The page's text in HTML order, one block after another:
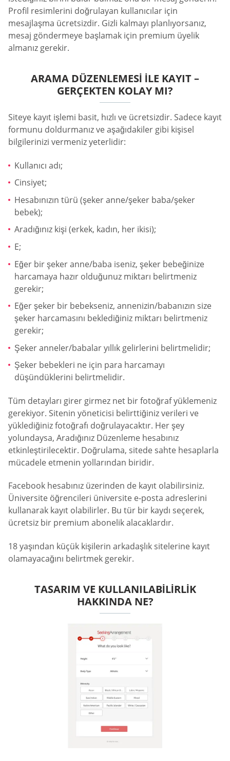
Profil resimlerini doğrulayan kullanıcılar için
mesajlaşma ücretsizdir. Gizli kalmayı planlıyorsanız,
mesaj göndermeye başlamak için premium üyelik
almanız gerekir.
ARAMA DÜZENLEMESI ILE KAYIT –
GERÇEKTEN KOLAY MI?
Siteye kayıt işlemi basit, hızlı ve ücretsizdir. Sadece kayıt
formunu doldurmanız ve aşağıdakiler gibi kişisel
bilgilerinizi vermeniz yeterlidir:
Kullanıcı adı;
Cinsiyet;
Hesabınızın türü (şeker anne/şeker baba/şeker
bebek);
Aradığınız kişi (erkek, kadın, her ikisi);
E;
Eğer bir şeker anne/baba iseniz, şeker bebeğinize
harcamaya hazır olduğunuz miktarı belirtmeniz
gerekir;
Eğer şeker bir bebekseniz, annenizin/babanızın size
şeker harcamasını beklediğiniz miktarı belirtmeniz
gerekir;
Şeker anneler/babalar yıllık gelirlerini belirtmelidir;
Şeker bebekleri ne için para harcamayı
düşündüklerini belirtmelidir.
Tüm detayları girer girmez net bir fotoğraf yüklemeniz
gerekiyor. Sitenin yöneticisi belirttiğiniz verileri ve
yüklediğiniz fotoğrafı doğrulayacaktır. Her şey
yolundaysa, Aradığınız Düzenleme hesabınız
etkinleştirilecektir. Doğrulama, sitede sahte hesaplarla
mücadele etmenin yollarından biridir.
Facebook hesabınız üzerinden de kayıt olabilirsiniz.
Üniversite öğrencileri üniversite e-posta adreslerini
kullanarak kayıt olabilirler. Bu tür bir kaydı seçerek,
ücretsiz bir premium abonelik alacaklardır.
18 yaşından küçük kişilerin arkadaşlık sitelerine kayıt
olamayacağını belirtmek gerekir.
TASARIM VE KULLANILABILIRLIK
HAKKINDA NE?